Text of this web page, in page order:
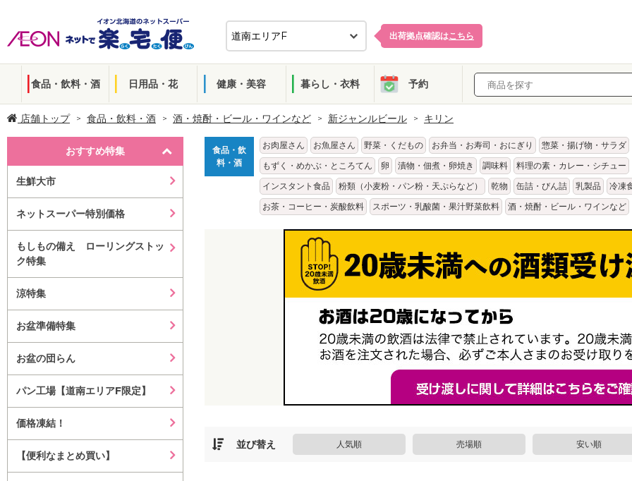
出荷拠点確認はこちら
食品・飲料・酒 日用品・花 健康・美容 暮らし・衣料 予約
店舗トップ 食品・飲料・酒 酒・焼酎・ビール・ワインなど 新ジャンルビール キリン
おすすめ特集
生鮮大市
ネットスーパー特別価格
もしもの備え ローリングストッ
ク特集
涼特集
お盆準備特集
お盆の団らん
パン工場【道南エリアF限定】
価格凍結！
【便利なまとめ買い】
食品・飲
料・酒
お肉屋さん お魚屋さん 野菜・くだもの お弁当・お寿司・おにぎり
惣菜・揚げ物・サラダ
もずく・めかぶ・ところてん
卵 漬物・佃煮・卵焼き 調味料
料理の素・カレー・シチュー
インスタント食品
粉類（小麦粉・パン粉・天ぷらなど） 乾物 缶詰・びん詰 乳製品
冷凍
お茶・コーヒー・炭酸飲料
スポーツ・乳酸菌・果汁野菜飲料 酒・焼酎・ビール・ワインなど
並び替え 人気順 売場順 安い順